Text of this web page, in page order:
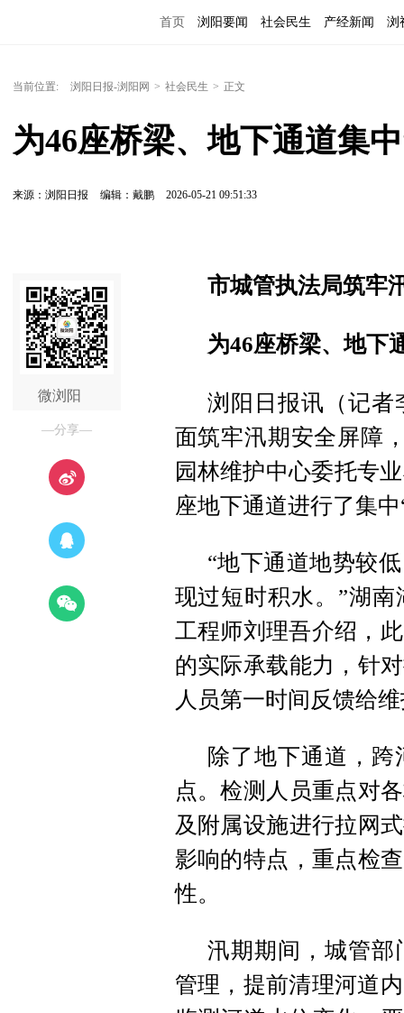
首页 浏阳要闻 社会民生 产经新闻 浏
当前位置: 浏阳日报-浏阳网 > 社会民生 > 正文
为46座桥梁、地下通道集
来源：浏阳日报 编辑：戴鹏 2026-05-21 09:51:33
微浏阳
—分享—
市城管执法局筑牢
为46座桥梁、地下
浏阳日报讯（记者
面筑牢汛期安全屏障
园林维护中心委托专
座地下通道进行了集中
“地下通道地势较
现过短时积水。”湖
工程师刘理吾介绍，
的实际承载能力，针
人员第一时间反馈给
除了地下通道，
点。检测人员重点对
及附属设施进行拉网
影响的特点，重点检
性。
汛期期间，城管部
管理，提前清理河道